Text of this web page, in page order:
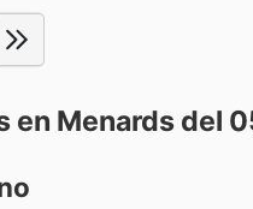
en Menards del